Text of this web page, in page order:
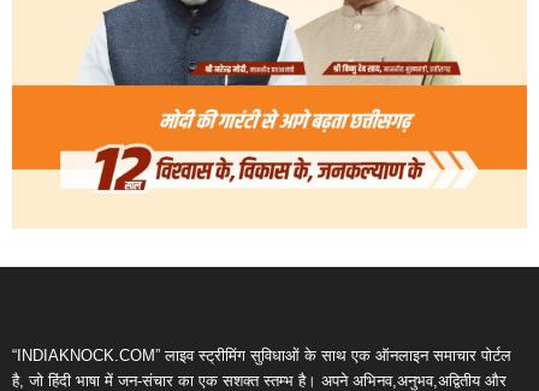
“INDIAKNOCK.COM” लाइव स्ट्रीमिंग सुविधाओं के साथ एक ऑनलाइन समाचार पोर्टल
है, जो हिंदी भाषा में जन-संचार का एक सशक्त स्तम्भ है। अपने अभिनव,अनुभव,अद्वितीय और